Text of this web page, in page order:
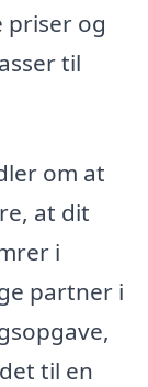
priser og
til
om at
at dit
i
partner i
til en